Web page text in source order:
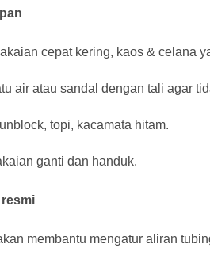
cepat kering, kaos & celana
air atau sandal dengan tali agar
topi, kacamata hitam.
ganti dan handuk.
membantu mengatur aliran